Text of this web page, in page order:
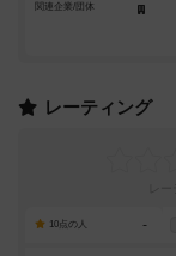
関連企業/団体
レーティング
10点の人 -